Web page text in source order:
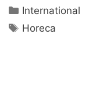
Kategorien
International
Schlagwörter
Horeca